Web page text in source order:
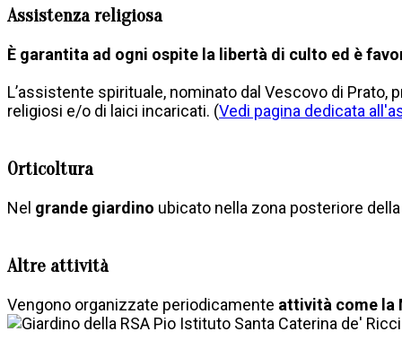
Assistenza religiosa
È garantita ad ogni ospite la libertà di culto ed è
L’assistente spirituale, nominato dal Vescovo di Prato,
religiosi e/o di laici incaricati. (Vedi pagina dedicata
Orticoltura
Nel grande giardino ubicato nella zona posteriore
Altre attività
Vengono organizzate periodicamente attività come la